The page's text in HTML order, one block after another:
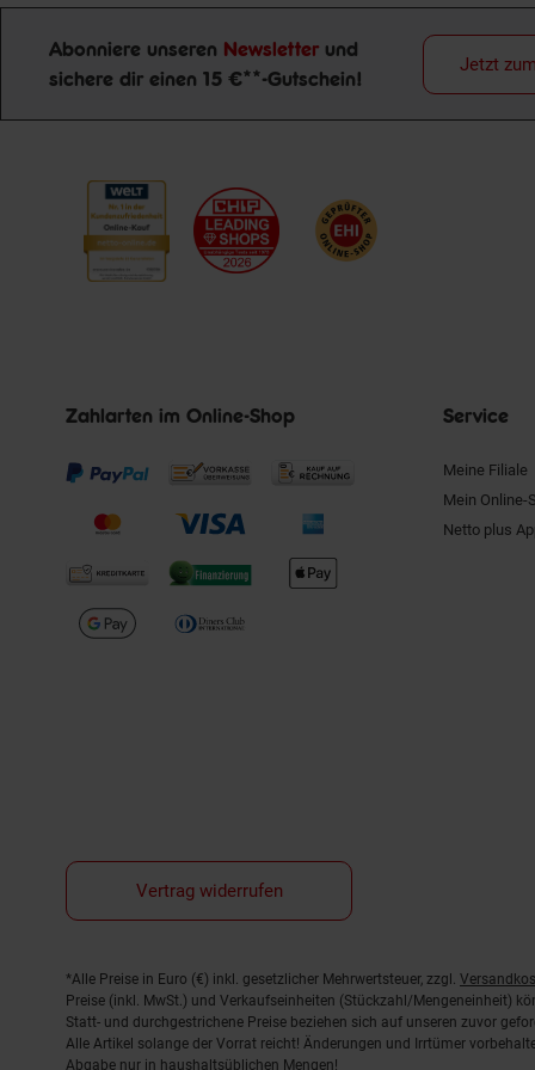
Newsletter Anmeldung
Abonniere unseren Newsletter und
sichere dir einen 15 €**-Gutschein!
Jetzt
Zahlarten im Online-Shop Service
Meine Filiale
Mein Online-
Netto plus
Vertrag widerrufen
Fußnoten
*Alle Preise in Euro (€) inkl. gesetzlicher Mehrwertsteuer, zzgl.
Preise (inkl. MwSt.) und Verkaufseinheiten (Stückzahl/Mengeneinheit)
Statt- und durchgestrichene Preise beziehen sich auf unseren zuvor
Alle Artikel solange der Vorrat reicht! Änderungen und Irrtümer
Abgabe nur in haushaltsüblichen Mengen!